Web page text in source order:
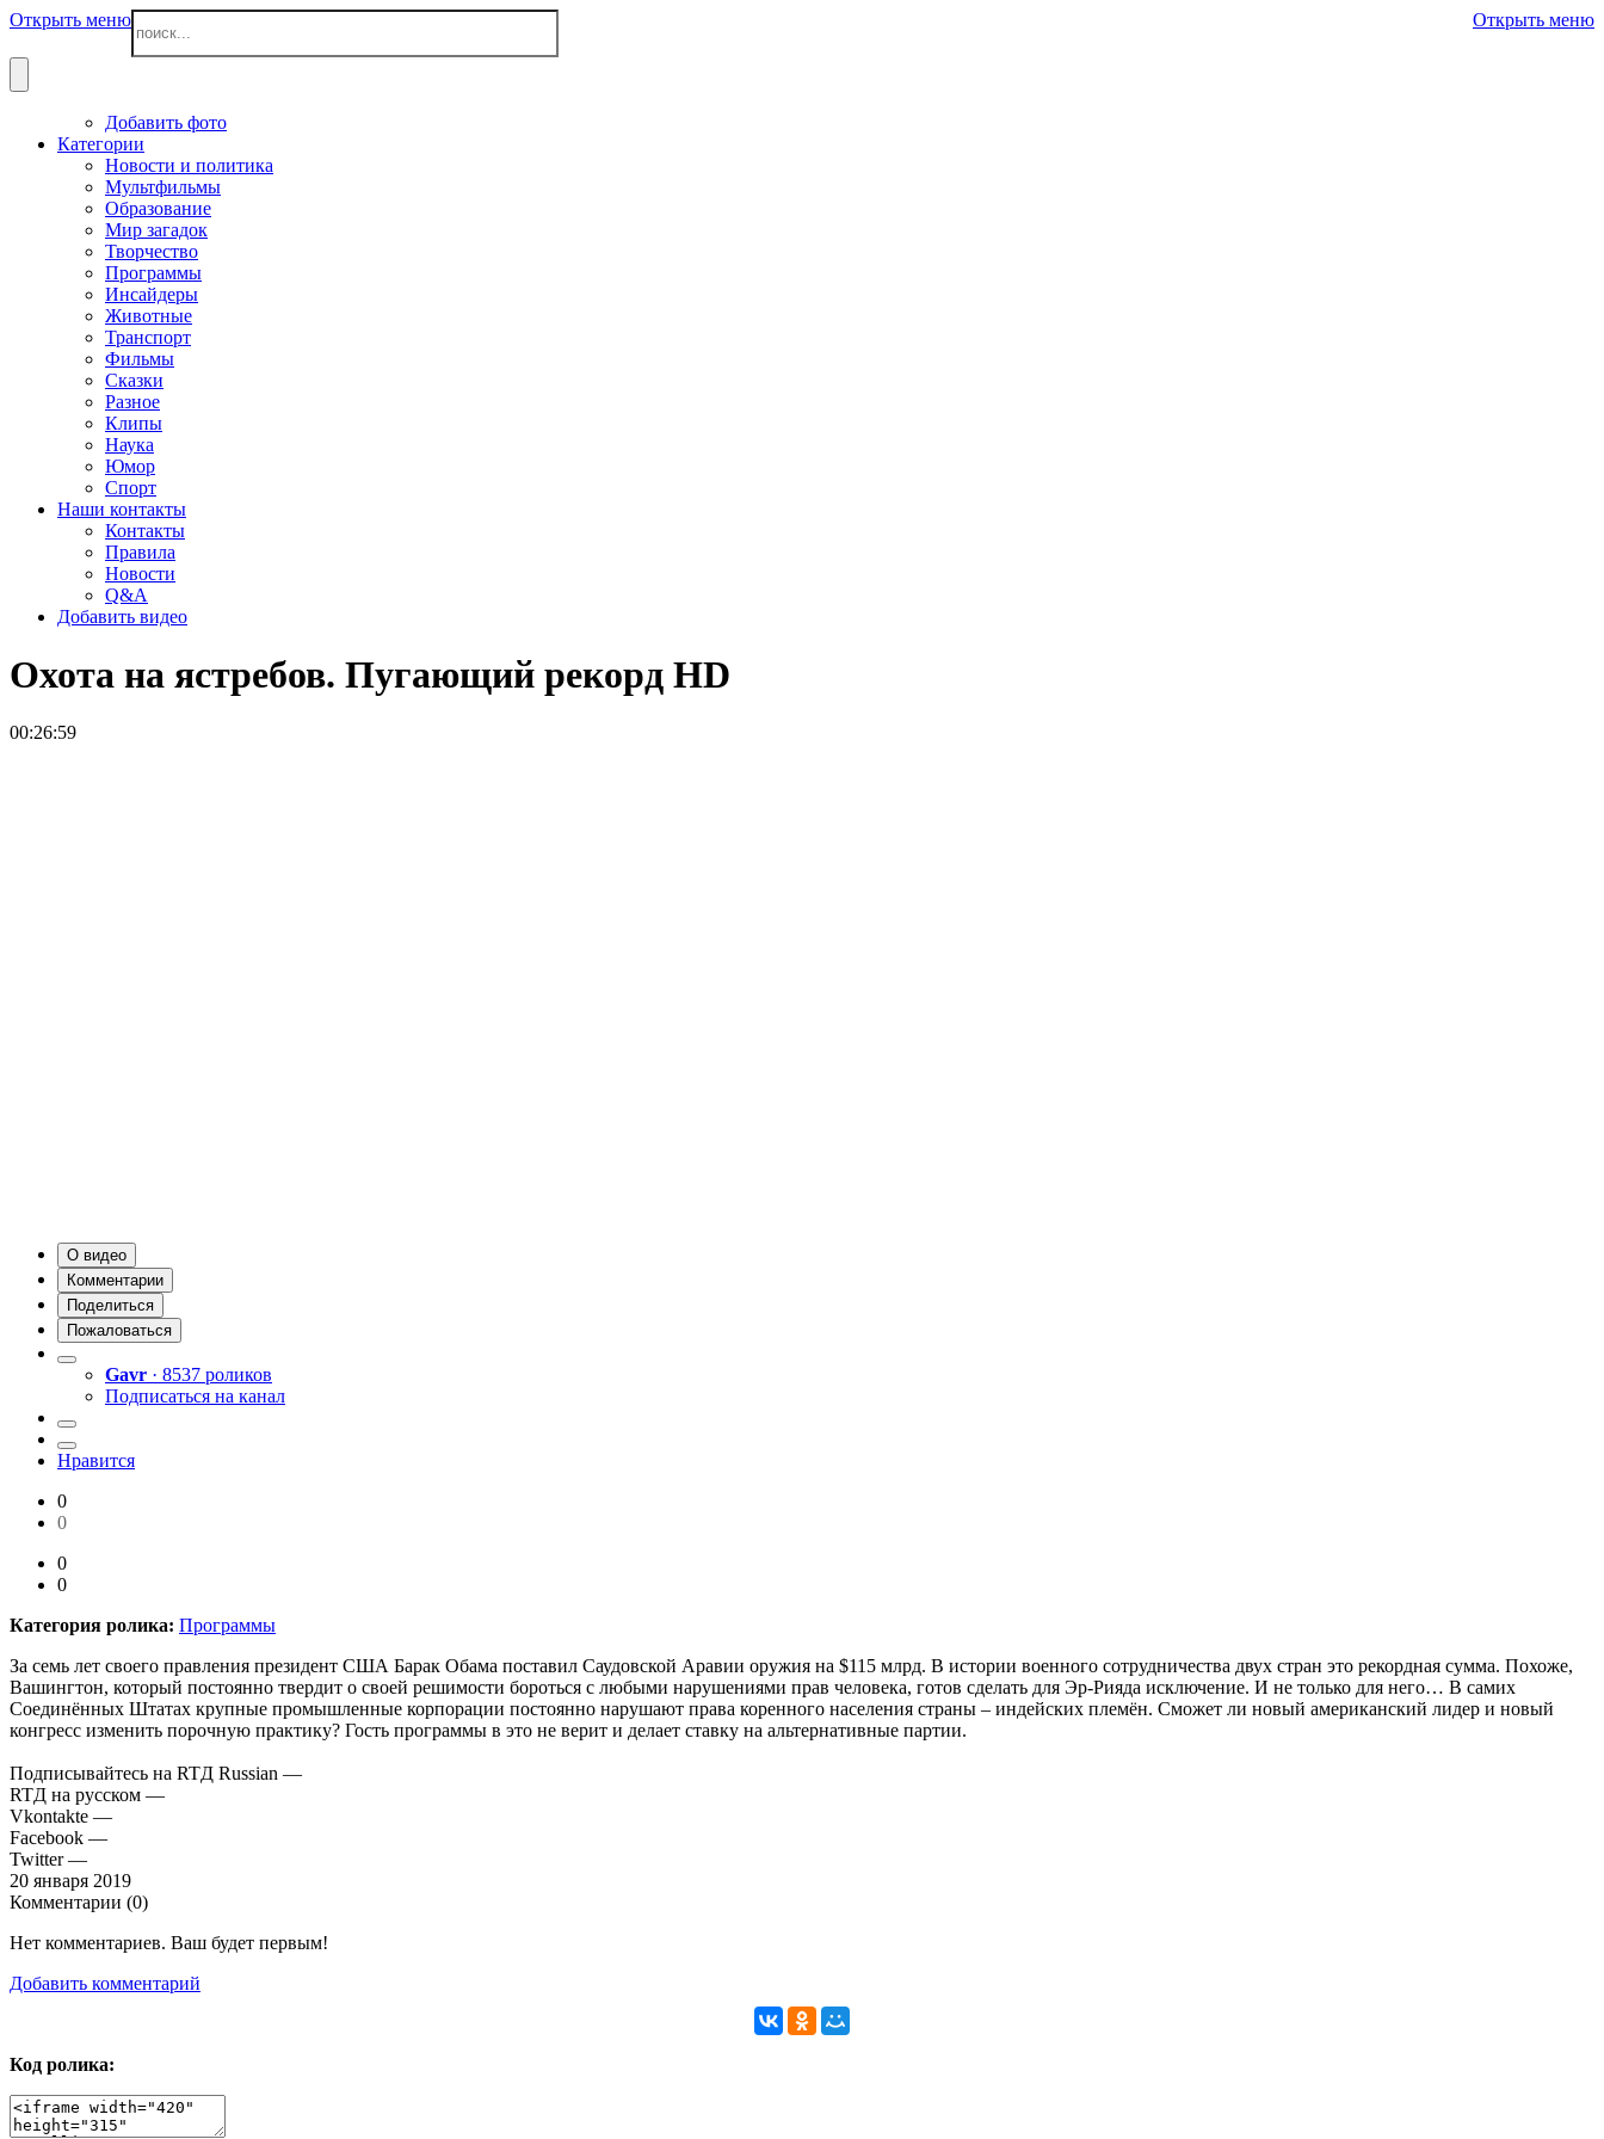
Открыть меню Открыть меню
Добавить фото
Категории
Новости и политика
Мультфильмы
Образование
Мир загадок
Творчество
Программы
Инсайдеры
Животные
Транспорт
Фильмы
Сказки
Разное
Клипы
Наука
Юмор
Спорт
Наши контакты
Контакты
Правила
Новости
Q&A
Добавить видео
Охота на ястребов. Пугающий рекорд HD
00:26:59
О видео
Комментарии
Поделиться
Пожаловаться
Gavr · 8537 роликов
Подписаться на канал
Нравится
0
0
0
0
Категория ролика: Программы
За семь лет своего правления президент США Барак Обама поставил Саудовской Аравии оружия на $115 млрд. В истории военного сотрудничества двух стран это рекордная сумма. Похоже,
Вашингтон, который постоянно твердит о своей решимости бороться с любыми нарушениями прав человека, готов сделать для Эр-Рияда исключение. И не только для него… В самих
Соединённых Штатах крупные промышленные корпорации постоянно нарушают права коренного населения страны – индейских племён. Сможет ли новый американский лидер и новый
конгресс изменить порочную практику? Гость программы в это не верит и делает ставку на альтернативные партии.
Подписывайтесь на RTД Russian —
RTД на русском —
Vkontakte —
Facebook —
Twitter —
20 января 2019
Комментарии (0)
Нет комментариев. Ваш будет первым!
Добавить комментарий
Код ролика: